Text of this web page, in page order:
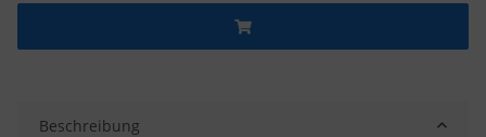
Beschreibung